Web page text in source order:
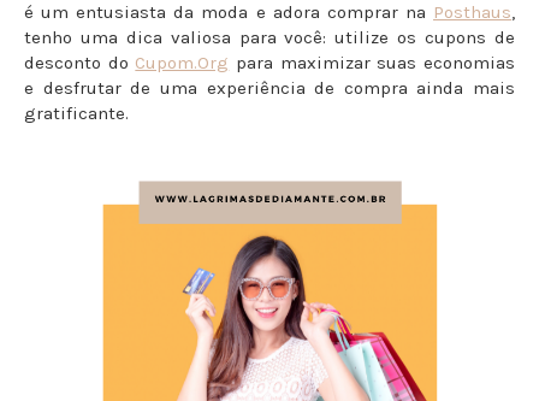
é um entusiasta da moda e adora comprar na Posthaus,
tenho uma dica valiosa para você: utilize os cupons de
desconto do Cupom.Org para maximizar suas economias
e desfrutar de uma experiência de compra ainda mais
gratificante.